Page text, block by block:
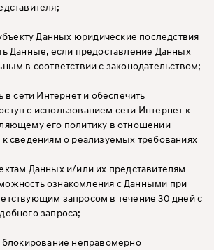
Данных юридические последствия
Данные, если предоставление Данных
в соответствии с законодательством;
в сети Интернет и обеспечить
с использованием сети Интернет к
его политику в отношении
сведениям о реализуемых требованиях
Данных и/или их представителям
ознакомления с Данными при
запросом в течение 30 дней с
запроса;
неправомерно